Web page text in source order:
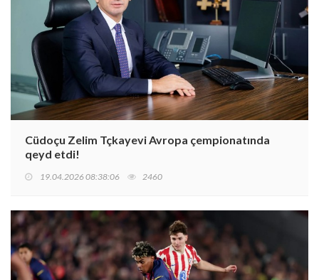
Cüdoçu Zelim Tçkayevi Avropa çempionatında
qeyd etdi!
19.04.2026 08:38:06 2460